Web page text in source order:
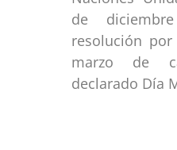
de
resolución
marzo de
declarado Día